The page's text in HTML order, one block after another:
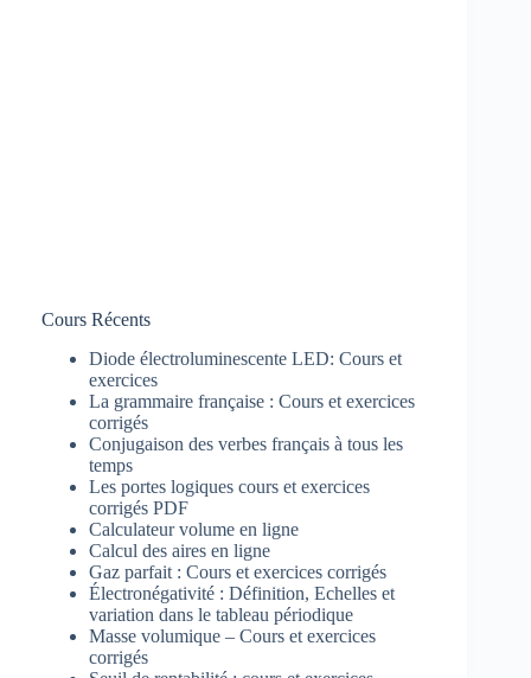
Cours Récents
Diode électroluminescente LED: Cours et
exercices
La grammaire française : Cours et exercices
corrigés
Conjugaison des verbes français à tous les
temps
Les portes logiques cours et exercices
corrigés PDF
Calculateur volume en ligne
Calcul des aires en ligne
Gaz parfait : Cours et exercices corrigés
Électronégativité : Définition, Echelles et
variation dans le tableau périodique
Masse volumique – Cours et exercices
corrigés